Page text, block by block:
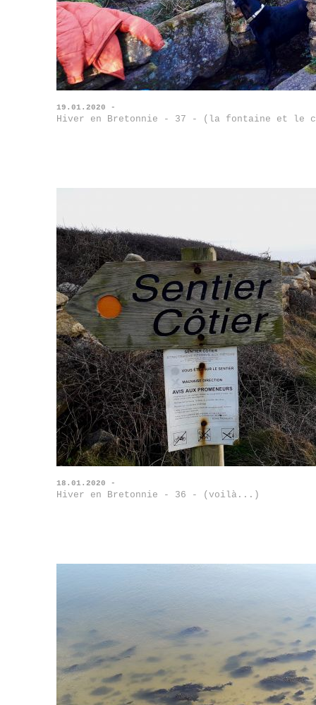
19.01.2020 -
Hiver en Bretonnie - 37 - (la fontaine et le
18.01.2020 -
Hiver en Bretonnie - 36 - (voilà...)